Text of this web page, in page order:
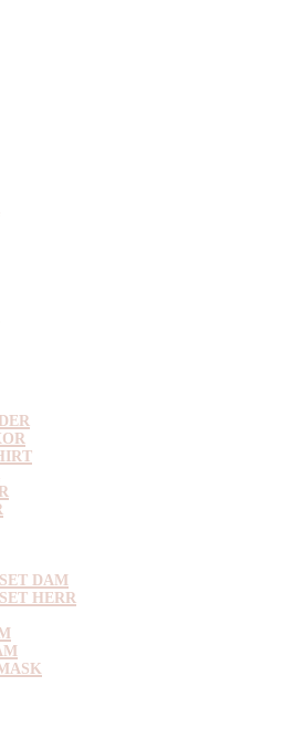
DAM
HERR